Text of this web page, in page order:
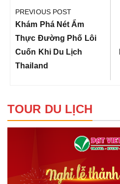
hướng
bài
viết
PREVIOUS POST
Previous
Post:
Khám Phá Nét Ẩm
Thực Đường Phố Lôi
Cuốn Khi Du Lịch
Thailand
TOUR DU LỊCH